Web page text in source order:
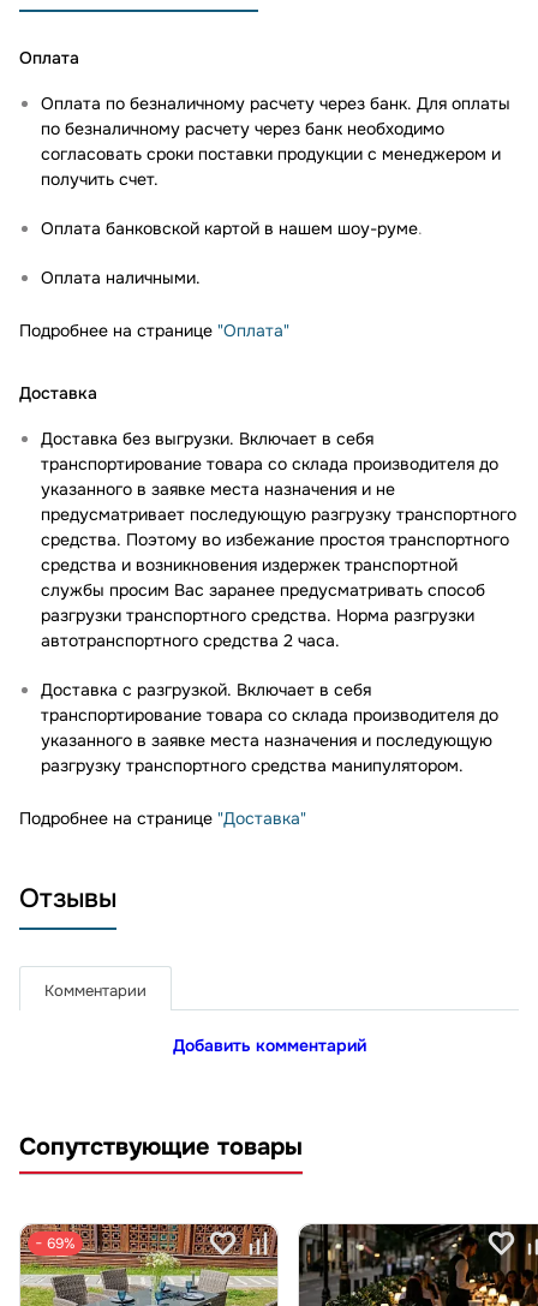
Оплата
Оплата по безналичному расчету через банк. Для оплаты
по безналичному расчету через банк необходимо
согласовать сроки поставки продукции с менеджером и
получить счет.
Оплата банковской картой в нашем шоу-руме.
Оплата наличными.
Подробнее на странице "Оплата"
Доставка
Доставка без выгрузки. Включает в себя
транспортирование товара со склада производителя до
указанного в заявке места назначения и не
предусматривает последующую разгрузку транспортного
средства. Поэтому во избежание простоя транспортного
средства и возникновения издержек транспортной
службы просим Вас заранее предусматривать способ
разгрузки транспортного средства. Норма разгрузки
автотранспортного средства 2 часа.
Доставка с разгрузкой. Включает в себя
транспортирование товара со склада производителя до
указанного в заявке места назначения и последующую
разгрузку транспортного средства манипулятором.
Подробнее на странице "Доставка"
Отзывы
Комментарии
Добавить комментарий
Сопутствующие товары
− 69%